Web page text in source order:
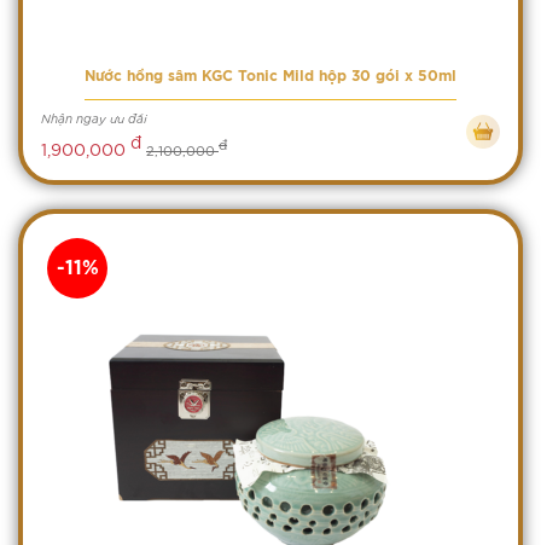
Nước hồng sâm KGC Tonic Mild hộp 30 gói x 50ml
Nhận ngay ưu đãi
1,900,000 đ 2,100,000đ
-11%